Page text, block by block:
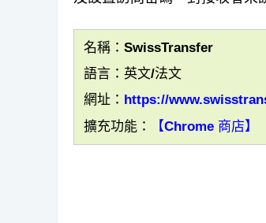
名稱：SwissTransfer
語言：英文/法文
網址： https://
擴充功能：
【Chrome 商店】